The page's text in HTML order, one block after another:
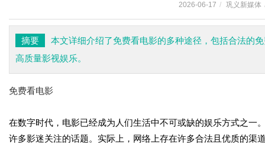
2026-06-17 / 巩义新媒体
摘要
本文详细介绍了免费看电影的多种途径，包括合法的
高质量影视娱乐。
免费看电影
在数字时代，电影已经成为人们生活中不可或缺的娱乐方式之一
许多影迷关注的话题。实际上，网络上存在许多合法且优质的渠